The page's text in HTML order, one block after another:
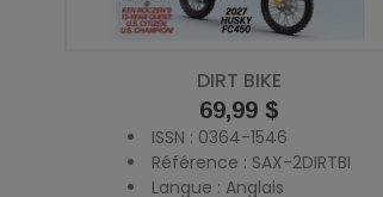
DIRT BIKE
Prix
69,99 $
ISSN : 0364-1546
Référence : SAX-2DIRTBI
Langue : Anglais